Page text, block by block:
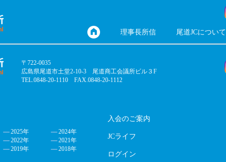
理事長所信 尾道JCについて
〒722-0035
広島県尾道市土堂2-10-3 尾道商工会議所ビル３F
TEL.0848-20-1110 FAX.0848-20-1112
2025年
2024年
2022年
2021年
2019年
2018年
入会のご案内
JCライフ
ログイン